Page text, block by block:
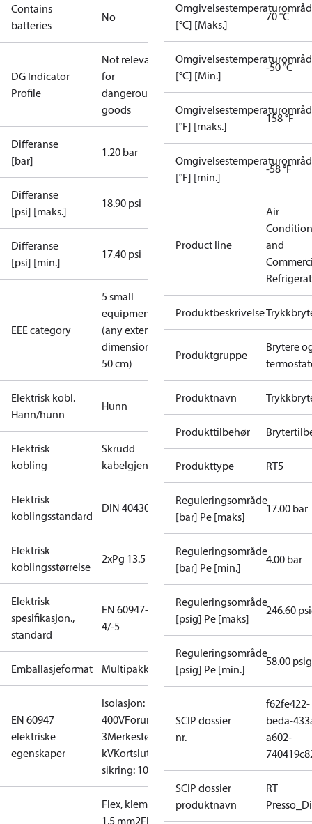
Contains
batteries
No
DG Indicator
Profile
Not relevant
for
dangerous
goods
Differanse
[bar]
1.20 bar
Differanse
[psi] [maks.]
18.90 psi
Differanse
[psi] [min.]
17.40 psi
EEE category
5 small
equipment
(any external
dimension <
50 cm)
Elektrisk kobl.
Hann/hunn
Hunn
Elektrisk
kobling
Skrudd
kabelgjennomføring
Elektrisk
koblingsstandard
DIN 40430
Elektrisk
koblingsstørrelse
2xPg 13.5
Elektrisk
spesifikasjon.,
standard
EN 60947-
4/-5
Emballasjeformat Multipakk
EN 60947
elektriske
egenskaper
Isolasjon:
400VForurensningsgrad
3Merkestøtspenning: 4
kVKortslutningsbesk.,
sikring: 10A
Flex, klemringer: 0,2-
1,5 mm2Flex, ingen
[°C] [Maks.]
70 °C
[°C] [Min.]
-50 °C
[°F] [maks.]
158 °F
[°F] [min.]
-58 °F
Product line
Air
and
Produktbeskrivelse
Produktgruppe
Brytere
Produktnavn
Produkttilbehør
Produkttype RT5
Reguleringsområde
[bar] Pe [maks]
17.00 bar
Reguleringsområde
[bar] Pe [min.]
4.00 bar
Reguleringsområde
[psig] Pe [maks]
246.60
Reguleringsområde
[psig] Pe [min.]
58.00 psig
SCIP dossier
nr.
f62fe422-
beda-
a602-
SCIP dossier
produktnavn
RT